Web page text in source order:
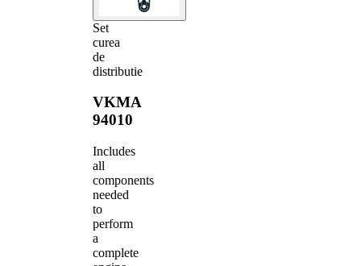
Set
curea
de
distributie
VKMA
94010
Includes
all
components
needed
to
perform
a
complete